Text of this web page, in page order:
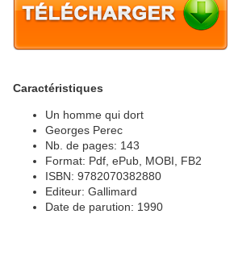
Caractéristiques
Un homme qui dort
Georges Perec
Nb. de pages: 143
Format: Pdf, ePub, MOBI, FB2
ISBN: 9782070382880
Editeur: Gallimard
Date de parution: 1990